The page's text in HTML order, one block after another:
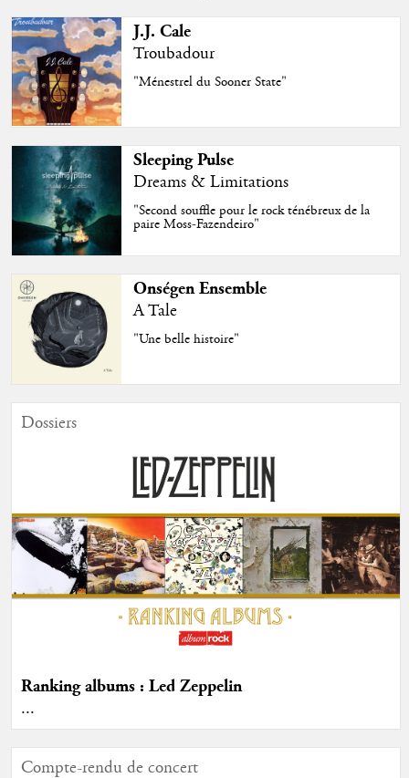
J.J. Cale
Troubadour
"Ménestrel du Sooner State"
Sleeping Pulse
Dreams & Limitations
"Second souffle pour le rock ténébreux de la
paire Moss-Fazendeiro"
Onségen Ensemble
A Tale
"Une belle histoire"
Dossiers
Ranking albums : Led Zeppelin
...
Compte-rendu de concert